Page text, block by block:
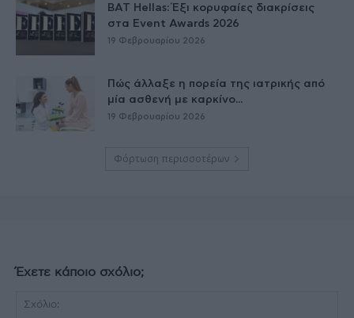
BAT Hellas: Έξι κορυφαίες διακρίσεις
στα Event Awards 2026
19 Φεβρουαρίου 2026
Πώς άλλαξε η πορεία της ιατρικής από
μία ασθενή με καρκίνο...
19 Φεβρουαρίου 2026
Φόρτωση περισσοτέρων
Έχετε κάποιο σχόλιο;